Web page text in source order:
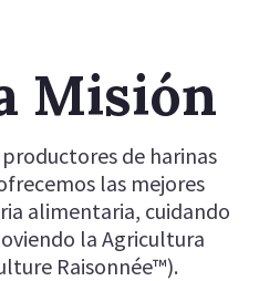
Misión
de harinas
las mejores
alimentaria, cuidando
la Agricultura
Raisonnée™).